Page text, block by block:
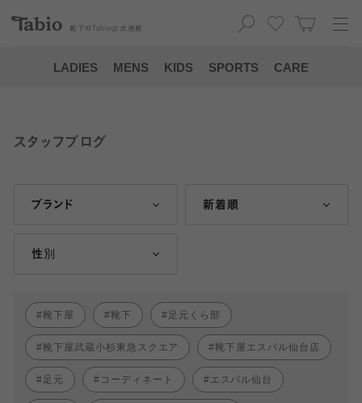
靴下の Tabio 公式通販
LADIES MENS KIDS SPORTS CARE
スタッフブログ
ブランド 新着順
性別
靴下屋 靴下 足元くら部
靴下屋武蔵小杉東急スクエア 靴下屋エスパル仙台店
足元 コーディネート エスパル仙台